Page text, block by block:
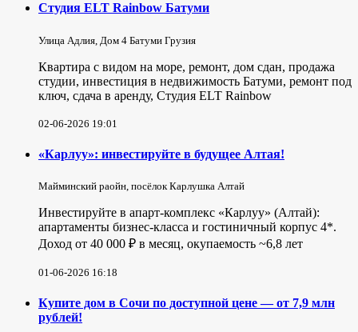
Студия ELT Rainbow Батуми
Улица Адлия, Дом 4 Батуми Грузия
Квартира с видом на море, ремонт, дом сдан, продажа
студии, инвестиция в недвижимость Батуми, ремонт под
ключ, сдача в аренду, Студия ELT Rainbow
02-06-2026 19:01
«Карлуу»: инвестируйте в будущее Алтая!
Майминский раойн, посёлок Карлушка Алтай
Инвестируйте в апарт-комплекс «Карлуу» (Алтай):
апартаменты бизнес-класса и гостиничный корпус 4*.
Доход от 40 000 ₽ в месяц, окупаемость ~6,8 лет
01-06-2026 16:18
Купите дом в Сочи по доступной цене — от 7,9 млн
рублей!